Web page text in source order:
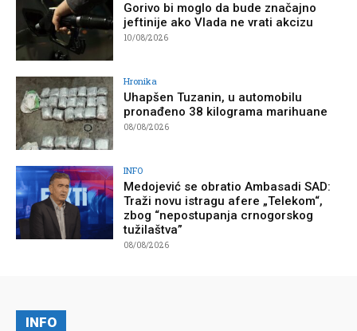
Gorivo bi moglo da bude značajno
jeftinije ako Vlada ne vrati akcizu
10/08/2026
Hronika
Uhapšen Tuzanin, u automobilu
pronađeno 38 kilograma marihuane
08/08/2026
INFO
Medojević se obratio Ambasadi SAD:
Traži novu istragu afere „Telekom“,
zbog “nepostupanja crnogorskog
tužilaštva”
08/08/2026
INFO